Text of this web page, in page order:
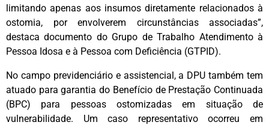
limitando apenas aos insumos diretamente relacionados à
ostomia, por envolverem circunstâncias associadas”,
destaca documento do Grupo de Trabalho Atendimento à
Pessoa Idosa e à Pessoa com Deficiência (GTPID).
No campo previdenciário e assistencial, a DPU também tem
atuado para garantia do Benefício de Prestação Continuada
(BPC) para pessoas ostomizadas em situação de
vulnerabilidade. Um caso representativo ocorreu em